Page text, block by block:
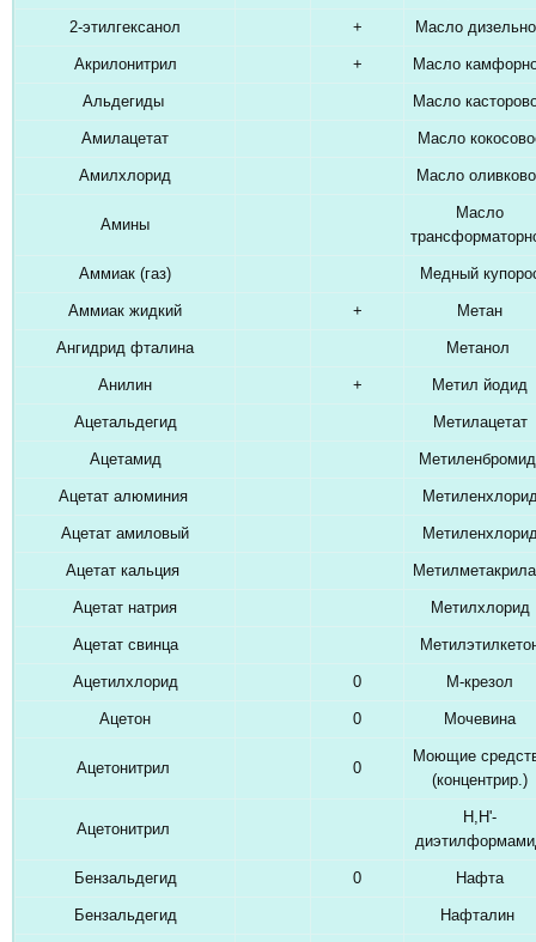
2-этилгексанол + Масло
Акрилонитрил + Масло
Альдегиды Масло
Амилацетат Масло
Амилхлорид Масло
Амины
Масло
Аммиак (газ) Медный
Аммиак жидкий + Метан
Ангидрид фталина Метанол
Анилин + Метил йодид
Ацетальдегид Метилацетат
Ацетамид
Ацетат алюминия
Ацетат амиловый
Ацетат кальция
Ацетат натрия Метилхлорид
Ацетат свинца
Ацетилхлорид 0 М-крезол
Ацетон 0 Мочевина
Ацетонитрил 0
Моющие
(концентрир.)
Ацетонитрил
Н,Н'-
Бензальдегид 0 Нафта
Бензальдегид Нафталин